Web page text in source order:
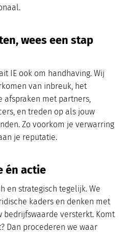
wees een stap
IE ook om handhaving. Wij
van inbreuk, het
met partners,
en treden op als jouw
Zo voorkom je verwarring
je reputatie.
én actie
en strategisch tegelijk. We
kaders en denken met
bedrijfswaarde versterkt. Komt
Dan procederen we waar